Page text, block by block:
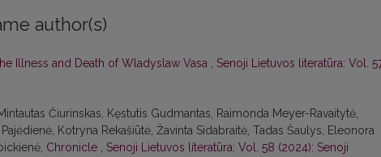
author(s)
Illness and Death of Wladyslaw Vasa , Senoji Lietuvos literatūra: Vol.
Čiurinskas, Kęstutis Gudmantas, Raimonda Meyer-Ravaitytė,
Kotryna Rekašiūtė, Žavinta Sidabraitė, Tadas Šaulys, Eleonora
Chronicle , Senoji Lietuvos literatūra: Vol. 58 (2024): Senoji